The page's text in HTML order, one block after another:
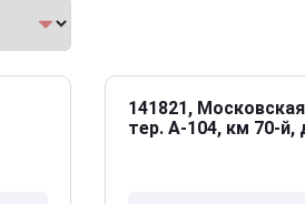
141821,
тер. А-104, км 70-й,